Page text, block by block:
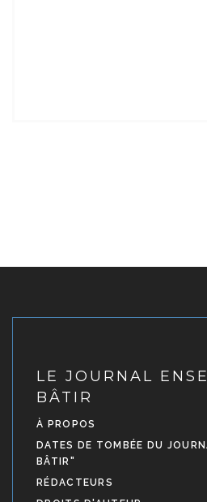
LE JOURNAL
BÂTIR
À PROPOS
DATES DE TOMBÉE DU
BÂTIR"
RÉDACTEURS